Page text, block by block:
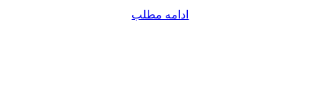
ادامه مطلب